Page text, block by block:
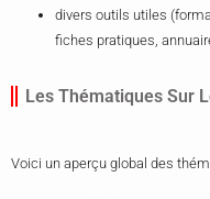
divers outils utiles
fiches pratiques,
Les Thématiques Sur
Voici un aperçu global des